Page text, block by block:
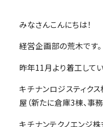
みなさんこんにちは！
経営企画部の荒木です。
昨年11月より着工して
キチナンロジスティ
屋（新たに倉庫3棟、事務
キチナンテクノエンジ